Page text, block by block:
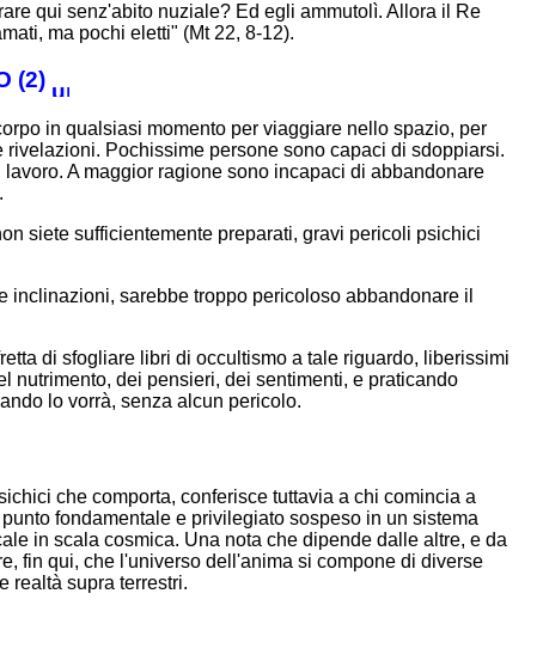
qui senz'abito nuziale? Ed egli ammutolì. Allora il Re
ma pochi eletti" (Mt 22, 8-12).
(2)
in qualsiasi momento per viaggiare nello spazio, per
Pochissime persone sono capaci di sdoppiarsi.
A maggior ragione sono incapaci di abbandonare
siete sufficientemente preparati, gravi pericoli psichici
sarebbe troppo pericoloso abbandonare il
di sfogliare libri di occultismo a tale riguardo, liberissimi
nutrimento, dei pensieri, dei sentimenti, e praticando
lo vorrà, senza alcun pericolo.
che comporta, conferisce tuttavia a chi comincia a
fondamentale e privilegiato sospeso in un sistema
in scala cosmica. Una nota che dipende dalle altre, e da
fin qui, che l'universo dell'anima si compone di diverse
realtà supra terrestri.